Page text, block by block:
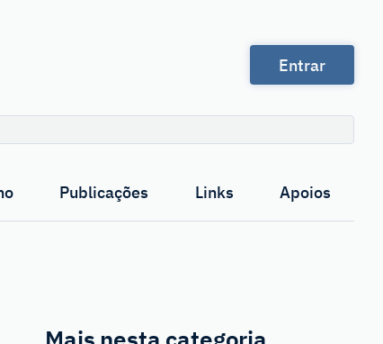
Entrar
Publicações Links Apoios